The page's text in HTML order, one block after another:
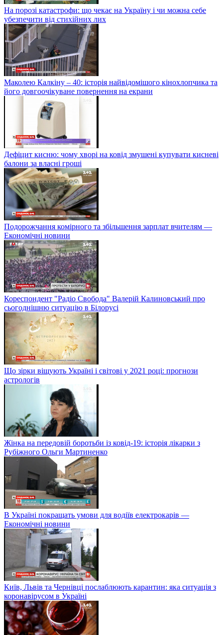
На порозі катастрофи: що чекає на Україну і чи можна себе
убезпечити від стихійних лих
Маколею Калкіну – 40: історія найвідомішого кінохлопчика та
його довгоочікуване повернення на екрани
Дефіцит кисню: чому хворі на ковід змушені купувати кисневі
балони за власні гроші
Подорожчання комірного та збільшення зарплат вчителям —
Економічні новини
Кореспондент "Радіо Свобода" Валерій Калиновський про
сьогоднішню ситуацію в Білорусі
Що зірки віщують Україні і світові у 2021 році: прогнози
астрологів
Жінка на передовій боротьби із ковід-19: історія лікарки з
Рубіжного Ольги Мартиненко
В Україні покращать умови для водіїв електрокарів —
Економічні новини
Київ, Львів та Чернівці послаблюють карантин: яка ситуація з
коронавірусом в Україні